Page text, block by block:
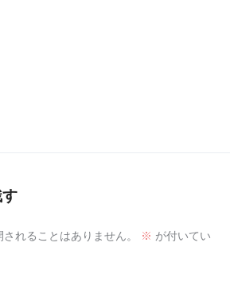
れることはありません。 ※ が付いてい